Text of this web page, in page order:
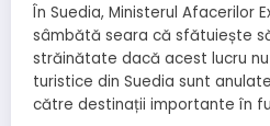
În Suedia, Ministerul Afacerilor
sâmbătă seara că sfătuiește
străinătate dacă acest lucru
turistice din Suedia sunt
către destinații importante în